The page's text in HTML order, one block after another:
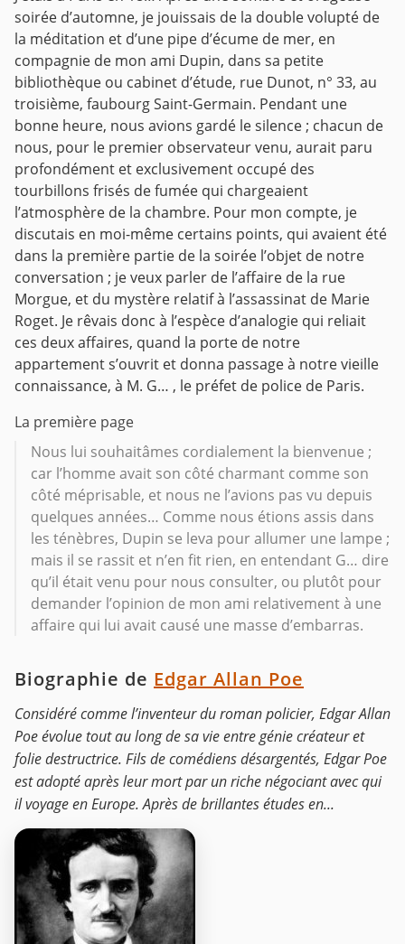
soirée d’automne, je jouissais de la double volupté de
la méditation et d’une pipe d’écume de mer, en
compagnie de mon ami Dupin, dans sa petite
bibliothèque ou cabinet d’étude, rue Dunot, n° 33, au
troisième, faubourg Saint-Germain. Pendant une
bonne heure, nous avions gardé le silence ; chacun de
nous, pour le premier observateur venu, aurait paru
profondément et exclusivement occupé des
tourbillons frisés de fumée qui chargeaient
l’atmosphère de la chambre. Pour mon compte, je
discutais en moi-même certains points, qui avaient été
dans la première partie de la soirée l’objet de notre
conversation ; je veux parler de l’affaire de la rue
Morgue, et du mystère relatif à l’assassinat de Marie
Roget. Je rêvais donc à l’espèce d’analogie qui reliait
ces deux affaires, quand la porte de notre
appartement s’ouvrit et donna passage à notre vieille
connaissance, à M. G… , le préfet de police de Paris.
La première page
Nous lui souhaitâmes cordialement la bienvenue ;
car l’homme avait son côté charmant comme son
côté méprisable, et nous ne l’avions pas vu depuis
quelques années… Comme nous étions assis dans
les ténèbres, Dupin se leva pour allumer une lampe ;
mais il se rassit et n’en fit rien, en entendant G… dire
qu’il était venu pour nous consulter, ou plutôt pour
demander l’opinion de mon ami relativement à une
affaire qui lui avait causé une masse d’embarras.
Biographie de Edgar Allan Poe
Considéré comme l’inventeur du roman policier, Edgar Allan
Poe évolue tout au long de sa vie entre génie créateur et
folie destructrice. Fils de comédiens désargentés, Edgar Poe
est adopté après leur mort par un riche négociant avec qui
il voyage en Europe. Après de brillantes études en...